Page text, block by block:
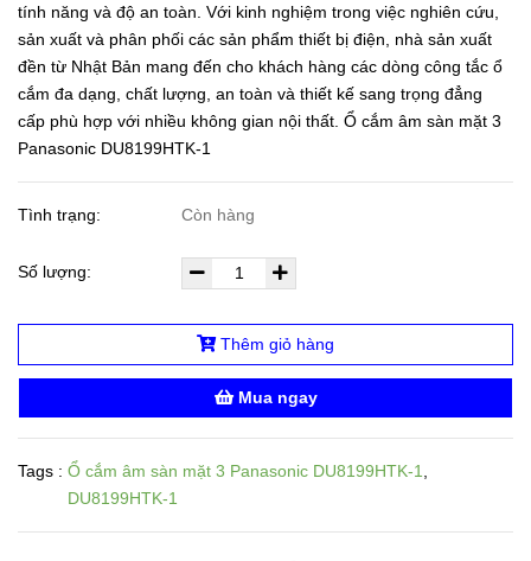
tính năng và độ an toàn. Với kinh nghiệm trong việc nghiên cứu,
sản xuất và phân phối các sản phẩm thiết bị điện, nhà sản xuất
đền từ Nhật Bản mang đến cho khách hàng các dòng công tắc ổ
cắm đa dạng, chất lượng, an toàn và thiết kế sang trọng đẳng
cấp phù hợp với nhiều không gian nội thất. Ổ cắm âm sàn mặt 3
Panasonic DU8199HTK-1
Tình trạng: Còn hàng
Số lượng:
Thêm giỏ hàng
Mua ngay
Tags : Ổ cắm âm sàn mặt 3 Panasonic DU8199HTK-1
DU8199HTK-1